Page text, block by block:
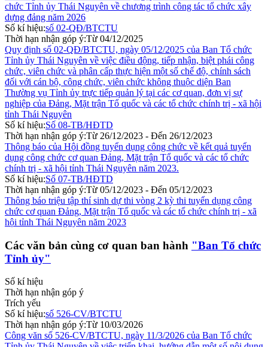
chức Tỉnh ủy Thái Nguyên về chương trình công tác tổ chức xây
dựng đảng năm 2026
Số kí hiệu:số 02-QĐ/BTCTU
Thời hạn nhận góp ý:Từ 04/12/2025
Quy định số 02-QĐ/BTCTU, ngày 05/12/2025 của Ban Tổ chức
Tỉnh ủy Thái Nguyên về việc điều động, tiếp nhận, biệt phái công
chức, viên chức và phân cấp thực hiện một số chế độ, chính sách
đối với cán bộ, công chức, viên chức không thuộc diện Ban
Thường vụ Tỉnh ủy trực tiếp quản lý tại các cơ quan, đơn vị sự
nghiệp của Đảng, Mặt trận Tổ quốc và các tổ chức chính trị - xã hội
tỉnh Thái Nguyên
Số kí hiệu:Số 08-TB/HĐTD
Thời hạn nhận góp ý:Từ 26/12/2023 - Đến 26/12/2023
Thông báo của Hội đồng tuyển dụng công chức về kết quả tuyển
dụng công chức cơ quan Đảng, Mặt trận Tổ quốc và các tổ chức
chính trị - xã hội tỉnh Thái Nguyên năm 2023.
Số kí hiệu:Số 07-TB/HĐTD
Thời hạn nhận góp ý:Từ 05/12/2023 - Đến 05/12/2023
Thông báo triệu tập thí sinh dự thi vòng 2 kỳ thi tuyển dụng công
chức cơ quan Đảng, Mặt trận Tổ quốc và các tổ chức chính trị - xã
hội tỉnh Thái Nguyên năm 2023
Các văn bản cùng cơ quan ban hành "Ban Tổ chức
Tỉnh ủy"
Số kí hiệu
Thời hạn nhận góp ý
Trích yếu
Số kí hiệu:số 526-CV/BTCTU
Thời hạn nhận góp ý:Từ 10/03/2026
Công văn số 526-CV/BTCTU, ngày 11/3/2026 của Ban Tổ chức